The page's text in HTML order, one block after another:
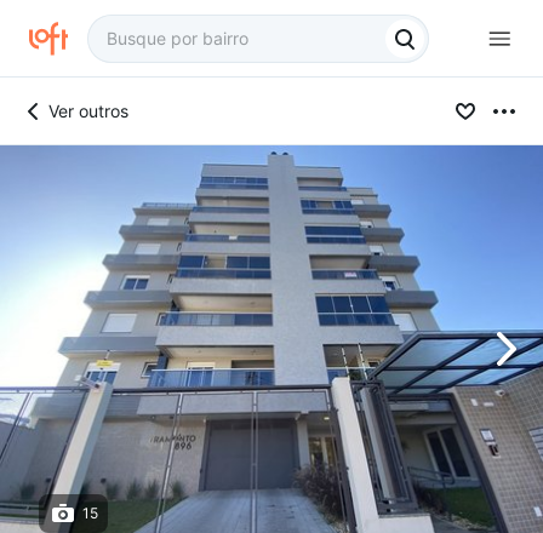
Ver outros
15